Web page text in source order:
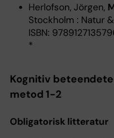
Herlofson, Jörgen,
Stockholm : Natur
ISBN:
*
Kognitiv
metod 1-2
Obligatorisk litteratur